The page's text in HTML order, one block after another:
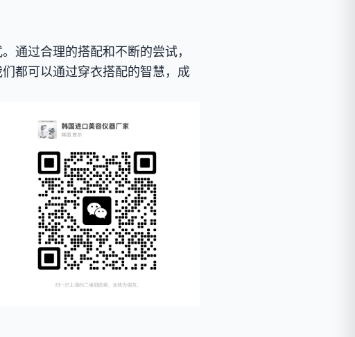
通过合理的搭配和不断的尝试，
都可以通过穿衣搭配的智慧，成